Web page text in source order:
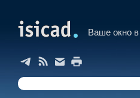
Ваше окно